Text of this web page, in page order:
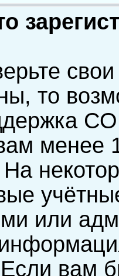
то
менее
или
Если вам